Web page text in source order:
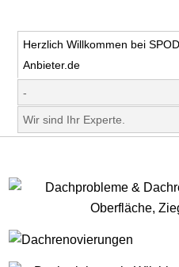
Herzlich Willkommen bei
Anbieter.de
-
Wir sind Ihr Experte.